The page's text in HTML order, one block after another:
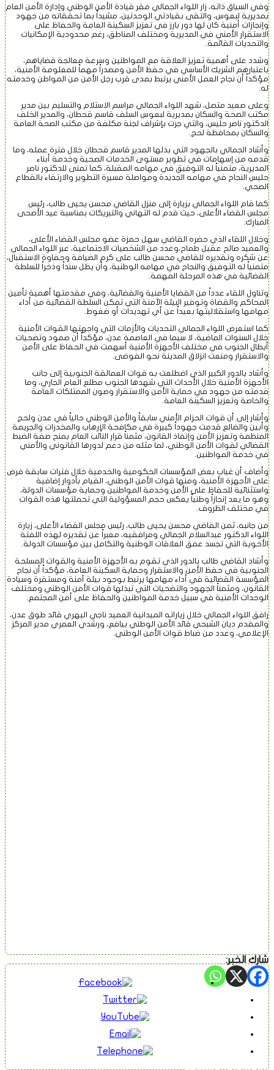
وفي السياق ذاته، زار اللواء الجمالي مقر قيادة الأمن الوطني وإدارة الأمن العام
بمديرية لبعوس، والتقى بقيادتي الوحدتين، مشيداً بما تحققانه من جهود
وإنجازات أمنية كان لها دور بارز في تعزيز السكينة العامة والحفاظ على
الاستقرار الأمني في المديرية ومختلف المناطق، رغم محدودية الإمكانيات
والتحديات القائمة.
وشدد على أهمية تعزيز العلاقة مع المواطنين وسرعة معالجة قضاياهم،
باعتبارهم الشريك الأساسي في حفظ الأمن ومصدراً مهماً للمعلومة الأمنية،
مؤكداً أن نجاح العمل الأمني يرتبط بمدى قرب رجل الأمن من المواطن وخدمته
له.
وعلى صعيد متصل، شهد اللواء الجمالي مراسم الاستلام والتسليم بين مدير
مكتب الصحة والسكان بمديرية لبعوس السلف قاسم قحطان، والمدير الخلف
الدكتور ناصر حليس، والتي جرت بإشراف لجنة مكلفة من مكتب الصحة العامة
والسكان بمحافظة لحج.
وأشاد الجمالي بالجهود التي بذلها المدير قاسم قحطان خلال فترة عمله، وما
قدمه من إسهامات في تطوير مستوى الخدمات الصحية وخدمة أبناء
المديرية، متمنياً له التوفيق في مهامه المقبلة، كما تمنى للدكتور ناصر
حليس النجاح في مهامه الجديدة ومواصلة مسيرة التطوير والارتقاء بالقطاع
الصحي.
كما قام اللواء الجمالي بزيارة إلى منزل القاضي محسن يحيى طالب، رئيس
مجلس القضاء الأعلى، حيث قدم له التهاني والتبريكات بمناسبة عيد الأضحى
المبارك.
وخلال اللقاء الذي حضره القاضي سهل حمزة عضو مجلس القضاء الأعلى،
والعميد صالح عقيل طماح،وعدد من الشخصيات الاجتماعية، عبر اللواء الجمالي
عن شكره وتقديره للقاضي محسن طالب على كرم الضيافة وحفاوة الاستقبال،
متمنياً له التوفيق والنجاح في مهامه الوطنية، وأن يظل سنداً وذخراً للسلطة
القضائية في هذه المرحلة المهمة.
وتناول اللقاء عدداً من القضايا الأمنية والقضائية، وفي مقدمتها أهمية تأمين
المحاكم والقضاة وتوفير البيئة الآمنة التي تمكن السلطة القضائية من أداء
مهامها واستقلاليتها بعيداً عن أي تهديدات أو ضغوط.
كما استعرض اللواء الجمالي التحديات والأزمات التي واجهتها القوات الأمنية
خلال السنوات الماضية، لا سيما في العاصمة عدن، مؤكداً أن صمود وتضحيات
أبطال الجنوب في مختلف الأجهزة الأمنية أسهمت في الحفاظ على الأمن
والاستقرار ومنعت انزلاق المدينة نحو الفوضى.
وأشاد بالدور الكبير الذي اضطلعت به قوات العمالقة الجنوبية إلى جانب
الأجهزة الأمنية خلال الأحداث التي شهدها الجنوب مطلع العام الجاري، وما
قدمته من جهود في حماية الأمن والاستقرار وصون الممتلكات العامة
والخاصة وتعزيز السكينة العامة.
وأشار إلى أن قوات الحزام الأمني سابقاً والأمن الوطني حالياً في عدن ولحج
وأبين والضالع قدمت جهوداً كبيرة في مكافحة الإرهاب والمخدرات والجريمة
المنظمة وتعزيز الأمن وإنفاذ القانون، مثمناً قرار النائب العام بمنح صفة الضبط
القضائي لقوات الأمن الوطني، لما مثله من دعم لدورها القانوني والأمني
في خدمة المواطنين.
وأضاف أن غياب بعض المؤسسات الحكومية والخدمية خلال فترات سابقة فرض
على الأجهزة الأمنية، ومنها قوات الأمن الوطني، القيام بأدوار إضافية
واستثنائية للحفاظ على الأمن وخدمة المواطنين وحماية مؤسسات الدولة،
وهو ما يعد إنجازاً وطنياً يعكس حجم المسؤولية التي تحملتها هذه القوات
في مختلف الظروف.
من جانبه، ثمن القاضي محسن يحيى طالب، رئيس مجلس القضاء الأعلى، زيارة
اللواء الدكتور عبدالسلام الجمالي ومرافقيه، معبراً عن تقديره لهذه اللفتة
الأخوية التي تجسد عمق العلاقات الوطنية والتكامل بين مؤسسات الدولة.
وأشاد القاضي طالب بالدور الذي تقوم به الأجهزة الأمنية والقوات المسلحة
الجنوبية في حفظ الأمن والاستقرار وحماية السكينة العامة، مؤكداً أن نجاح
المؤسسة القضائية في أداء مهامها يرتبط بوجود بيئة آمنة ومستقرة وسيادة
القانون، ومثمناً الجهود والتضحيات التي تبذلها قوات الأمن الوطني ومختلف
الوحدات الأمنية في سبيل خدمة المواطنين والحفاظ على أمن المجتمع.
رافق اللواء الجمالي خلال زياراته الميدانية العميد ناجي اليهري قائد طوق عدن،
والمقدم ديان الشبحي قائد الأمن الوطني بيافع، ورشدي العمري مدير المركز
الإعلامي، وعدد من ضباط قوات الأمن الوطني.
شارك الخبر: